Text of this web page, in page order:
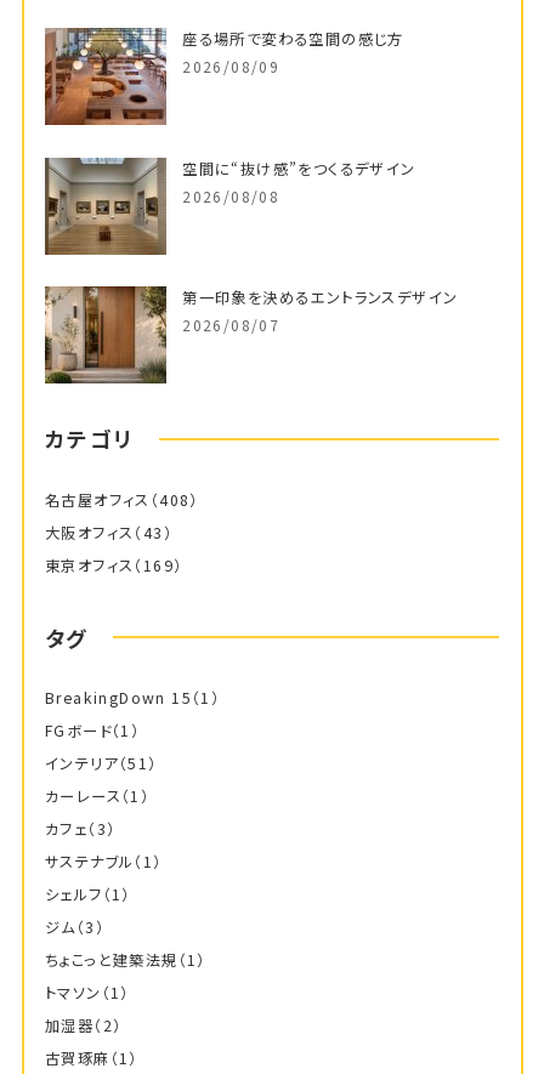
座る場所で変わる空間の感じ方
2026/08/09
空間に“抜け感”をつくるデザイン
2026/08/08
第一印象を決めるエントランスデザイン
2026/08/07
カテゴリ
名古屋オフィス （408）
大阪オフィス （43）
東京オフィス （169）
タグ
BreakingDown 15 （1）
FGボード（1）
インテリア（51）
カーレース （1）
カフェ（3）
サステナブル （1）
シェルフ （1）
ジム（3）
ちょこっと建築法規 （1）
トマソン （1）
加湿器（2）
古賀琢麻 （1）